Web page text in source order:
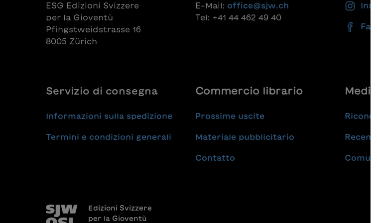
ESG Edizioni Svizzere
per la Gioventù
Pfingstweidstrasse 16
8005 Zürich
E-Mail: office@sjw.ch
Tel: +41 44 462 49 40
Servizio di consegna
Informazioni sulla spedizione
Termini e condizioni generali
Commercio librario
Prossime uscite
Materiale pubblicitario
Contatto
Medie
Edizioni Svizzere
per la Gioventù